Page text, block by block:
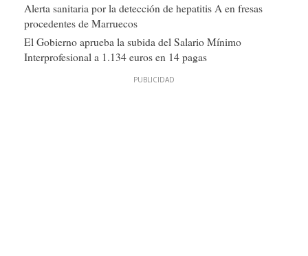
Alerta sanitaria por la detección de hepatitis A en fresas
procedentes de Marruecos
El Gobierno aprueba la subida del Salario Mínimo
Interprofesional a 1.134 euros en 14 pagas